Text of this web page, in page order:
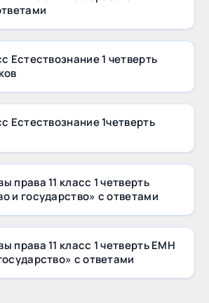
Естествознание 1 четверть
Естествознание 1четверть
права 11 класс 1 четверть
и государство» с ответами
права 11 класс 1 четверть ЕМН
с ответами